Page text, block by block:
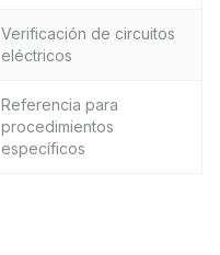
Verificación de circuitos
eléctricos
Referencia para
procedimientos
específicos